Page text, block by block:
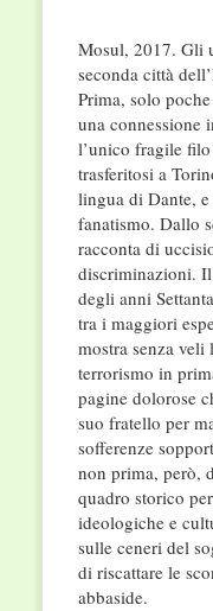
Mosul, 2017. Gli
seconda città
Prima, solo
una connessione
l’unico fragile
trasferitosi a
lingua di Dante,
fanatismo. Dallo
racconta di
discriminazioni.
degli anni
tra i maggiori
mostra senza
terrorismo in
pagine dolorose
suo fratello per
sofferenze
non prima, però,
quadro storico
ideologiche e
sulle ceneri del
di riscattare le
abbaside.